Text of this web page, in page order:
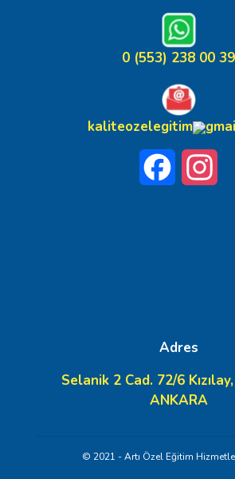
0 (553) 238 00 39
kaliteozelegitim
Facebook
Adres
Selanik 2 Cad. 72/6
ANKARA
© 2021 - Artı Özel Eğitim